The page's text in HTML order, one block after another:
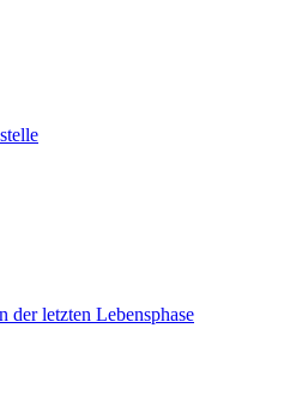
der letzten Lebensphase